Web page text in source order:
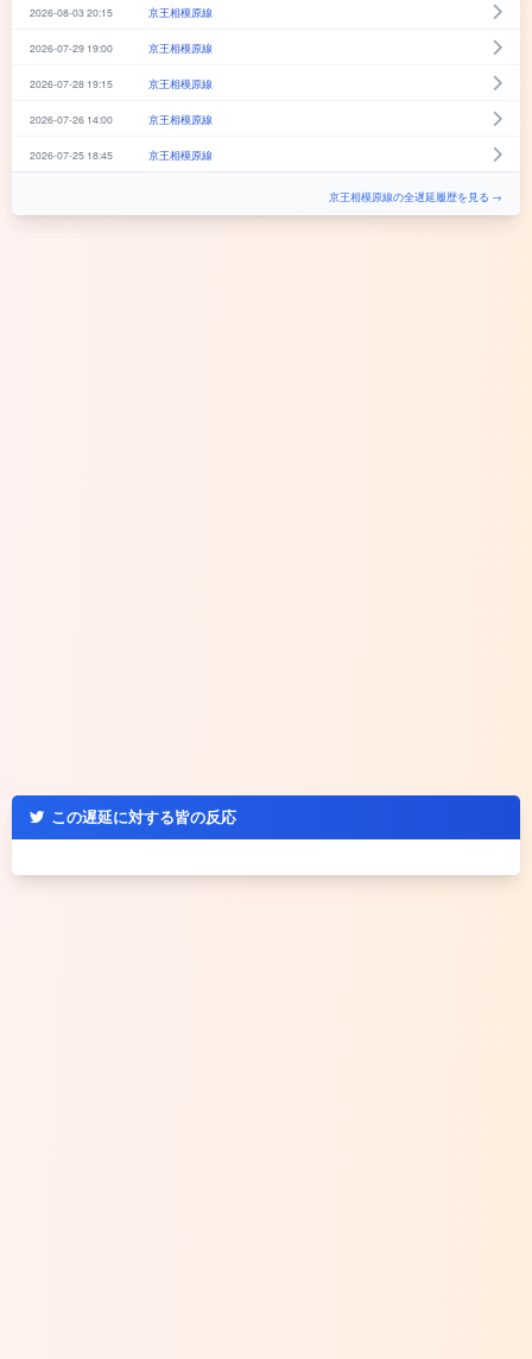
2026-08-03 20:15 京王相模原線
2026-07-29 19:00 京王相模原線
2026-07-28 19:15 京王相模原線
2026-07-26 14:00 京王相模原線
2026-07-25 18:45 京王相模原線
京王相模原線の全遅延履歴を見る →
この遅延に対する皆の反応